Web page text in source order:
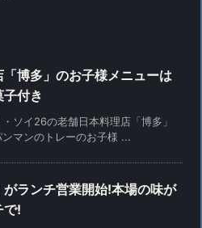
「博多」のお子様メニューは
子付き
ソイ26の老舗日本料理店「博多」
マンのトレーのお子様 ...
がランチ営業開始!本場の味が
で!